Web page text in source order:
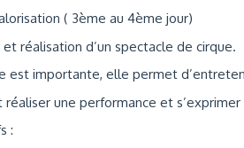
( 3ème au 4ème jour)
réalisation d’un spectacle de cirque.
est importante, elle permet
réaliser une performance et
: